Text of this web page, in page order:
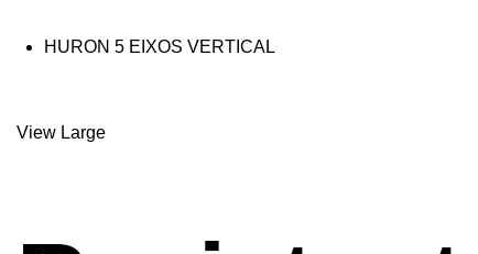
HURON 5 EIXOS VERTICAL
View Large